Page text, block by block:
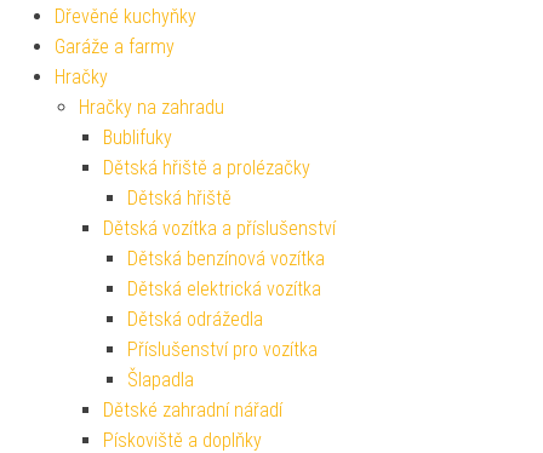
Dřevěné kuchyňky
Garáže a farmy
Hračky
Hračky na zahradu
Bublifuky
Dětská hřiště a prolézačky
Dětská hřiště
Dětská vozítka a příslušenství
Dětská benzínová vozítka
Dětská elektrická vozítka
Dětská odrážedla
Příslušenství pro vozítka
Šlapadla
Dětské zahradní nářadí
Pískoviště a doplňky